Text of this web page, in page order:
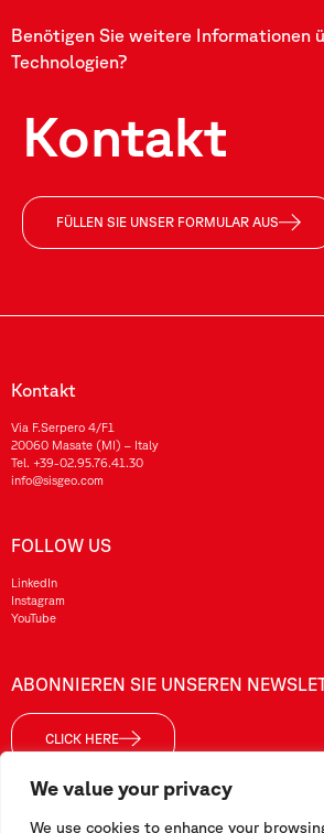
We value your privacy
We use cookies to enhance your
Benötigen Sie weitere Informationen
Technologien?
Kontakt
FÜLLEN SIE UNSER FORMULAR AUS
Kontakt
Via F.Serpero 4/F1
20060 Masate (MI) – Italy
Tel. +39-02.95.76.41.30
info@sisgeo.com
FOLLOW US
LinkedIn
Instagram
YouTube
ABONNIEREN SIE UNSEREN
CLICK HERE